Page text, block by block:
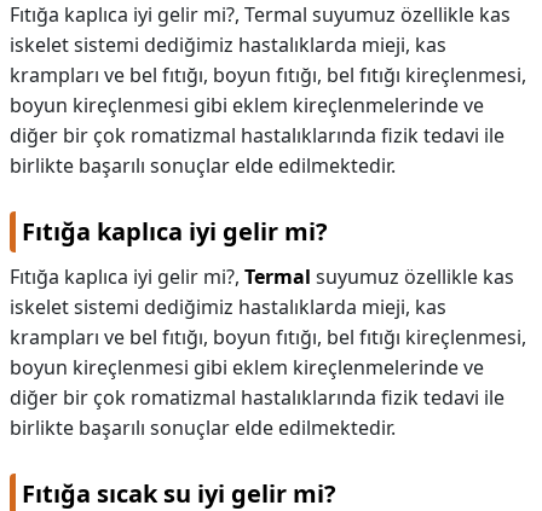
Fıtığa kaplıca iyi gelir mi?, Termal suyumuz özellikle kas
iskelet sistemi dediğimiz hastalıklarda mieji, kas
krampları ve bel fıtığı, boyun fıtığı, bel fıtığı kireçlenmesi,
boyun kireçlenmesi gibi eklem kireçlenmelerinde ve
diğer bir çok romatizmal hastalıklarında fizik tedavi ile
birlikte başarılı sonuçlar elde edilmektedir.
Fıtığa kaplıca iyi gelir mi?
Fıtığa kaplıca iyi gelir mi?, Termal suyumuz özellikle kas
iskelet sistemi dediğimiz hastalıklarda mieji, kas
krampları ve bel fıtığı, boyun fıtığı, bel fıtığı kireçlenmesi,
boyun kireçlenmesi gibi eklem kireçlenmelerinde ve
diğer bir çok romatizmal hastalıklarında fizik tedavi ile
birlikte başarılı sonuçlar elde edilmektedir.
Fıtığa sıcak su iyi gelir mi?